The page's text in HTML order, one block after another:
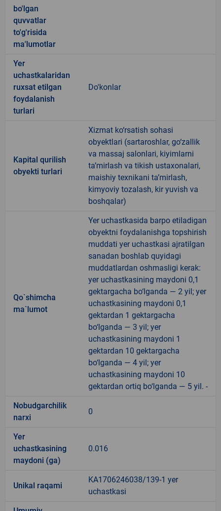
bo'lgan
quvvatlar
to'g'risida
ma'lumotlar
Yer
uchastkalaridan
ruxsat etilgan
foydalanish
turlari
Do'konlar
Kapital qurilish
obyekti turlari
Xizmat ko‘rsatish sohasi
obyektlari (sartaroshlar, go‘zallik
va massaj salonlari, kiyimlarni
ta’mirlash va tikish ustaxonalari,
maishiy texnikani ta’mirlash,
kimyoviy tozalash, kir yuvish va
boshqalar)
Qo`shimcha
ma`lumot
Yer uchastkasida barpo etiladigan
obyektni foydalanishga topshirish
muddati yer uchastkasi ajratilgan
sanadan boshlab quyidagi
muddatlardan oshmasligi kerak:
yer uchastkasining maydoni 0,1
gektargacha bo‘lganda — 2 yil; yer
uchastkasining maydoni 0,1
gektardan 1 gektargacha
bo‘lganda — 3 yil; yer
uchastkasining maydoni 1
gektardan 10 gektargacha
bo‘lganda — 4 yil; yer
uchastkasining maydoni 10
gektardan ortiq bo‘lganda — 5 yil. -
Nobudgarchilik
narxi
0
Yer
uchastkasining
maydoni (ga)
0.016
Unikal raqami
KA1706246038/139-1 yer
uchastkasi